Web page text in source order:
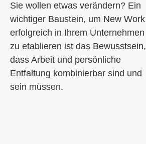
Sie wollen etwas verändern? Ein
wichtiger Baustein, um New Work
erfolgreich in Ihrem Unternehmen
zu etablieren ist das Bewusstsein,
dass Arbeit und persönliche
Entfaltung kombinierbar sind und
sein müssen.